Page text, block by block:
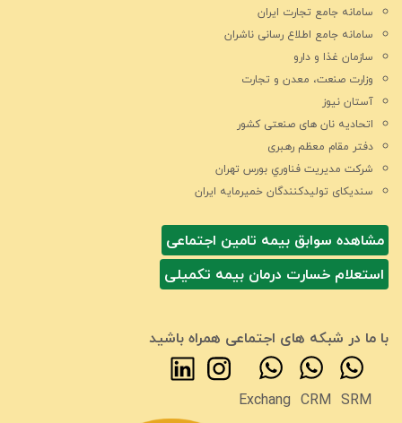
سامانه جامع تجارت ایران
سامانه جامع اطلاع رسانی ناشران
سازمان غذا و دارو
وزارت صنعت، معدن و تجارت
آستان نیوز
اتحادیه نان های صنعتی کشور
دفتر مقام معظم رهبری
شركت مديريت فناوري بورس تهران
سندیکای تولیدکنندگان خمیرمایه ایران
مشاهده سوابق بیمه تامین اجتماعی
استعلام خسارت درمان بیمه تکمیلی
با ما در شبکه های اجتماعی همراه باشید
SRM
CRM
Exchang